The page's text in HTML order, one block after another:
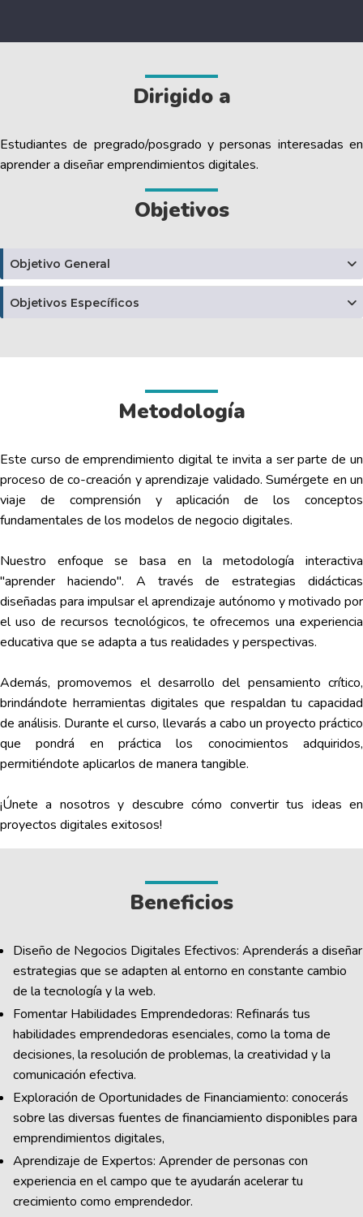
Dirigido a
Estudiantes de pregrado/posgrado y personas interesadas en
aprender a diseñar emprendimientos digitales.
Objetivos
Objetivo General
Objetivos Específicos
Metodología
Este curso de emprendimiento digital te invita a ser parte de un
proceso de co-creación y aprendizaje validado. Sumérgete en un
viaje de comprensión y aplicación de los conceptos
fundamentales de los modelos de negocio digitales.
Nuestro enfoque se basa en la metodología interactiva
"aprender haciendo". A través de estrategias didácticas
diseñadas para impulsar el aprendizaje autónomo y motivado por
el uso de recursos tecnológicos, te ofrecemos una experiencia
educativa que se adapta a tus realidades y perspectivas.
Además, promovemos el desarrollo del pensamiento crítico,
brindándote herramientas digitales que respaldan tu capacidad
de análisis. Durante el curso, llevarás a cabo un proyecto práctico
que pondrá en práctica los conocimientos adquiridos,
permitiéndote aplicarlos de manera tangible.
¡Únete a nosotros y descubre cómo convertir tus ideas en
proyectos digitales exitosos!
Beneficios
Diseño de Negocios Digitales Efectivos: Aprenderás a diseñar
estrategias que se adapten al entorno en constante cambio
de la tecnología y la web.
Fomentar Habilidades Emprendedoras: Refinarás tus
habilidades emprendedoras esenciales, como la toma de
decisiones, la resolución de problemas, la creatividad y la
comunicación efectiva.
Exploración de Oportunidades de Financiamiento: conocerás
sobre las diversas fuentes de financiamiento disponibles para
emprendimientos digitales,
Aprendizaje de Expertos: Aprender de personas con
experiencia en el campo que te ayudarán acelerar tu
crecimiento como emprendedor.